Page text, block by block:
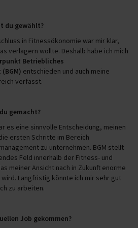
du gewählt?
in Fitnessökonomie war mir klar,
verlagern wollte. Deshalb habe ich mich
Betriebliches
entschieden und auch meine
verfasst.
gemacht?
es eine sinnvolle Entscheidung, meinen
ersten Schritte im Bereich
zu unternehmen. BGM stellt
Feld innerhalb der Fitness- und
meiner Ansicht nach in Zukunft enorme
Langfristig könnte ich mir sehr gut
zu arbeiten.
Job gekommen?